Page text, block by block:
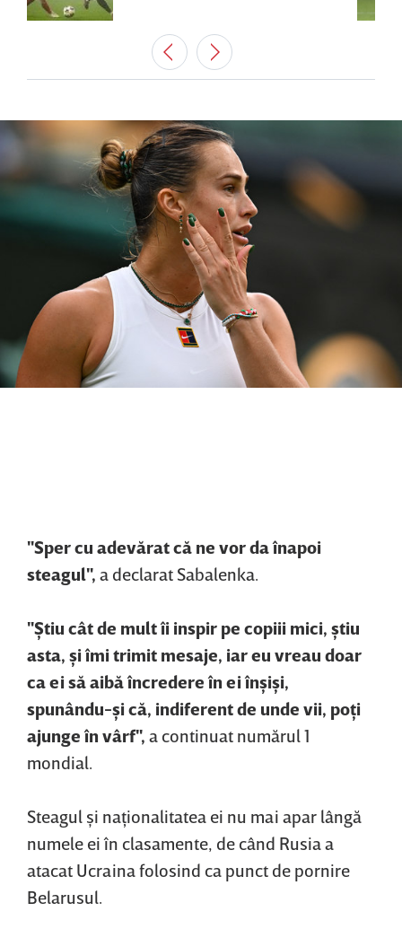
"Sper cu adevărat că ne vor da înapoi
steagul", a declarat Sabalenka.
"Ştiu cât de mult îi inspir pe copiii mici, ştiu
asta, şi îmi trimit mesaje, iar eu vreau doar
ca ei să aibă încredere în ei înşişi,
spunându-şi că, indiferent de unde vii, poţi
ajunge în vârf", a continuat numărul 1
mondial.
Steagul şi naţionalitatea ei nu mai apar lângă
numele ei în clasamente, de când Rusia a
atacat Ucraina folosind ca punct de pornire
Belarusul.